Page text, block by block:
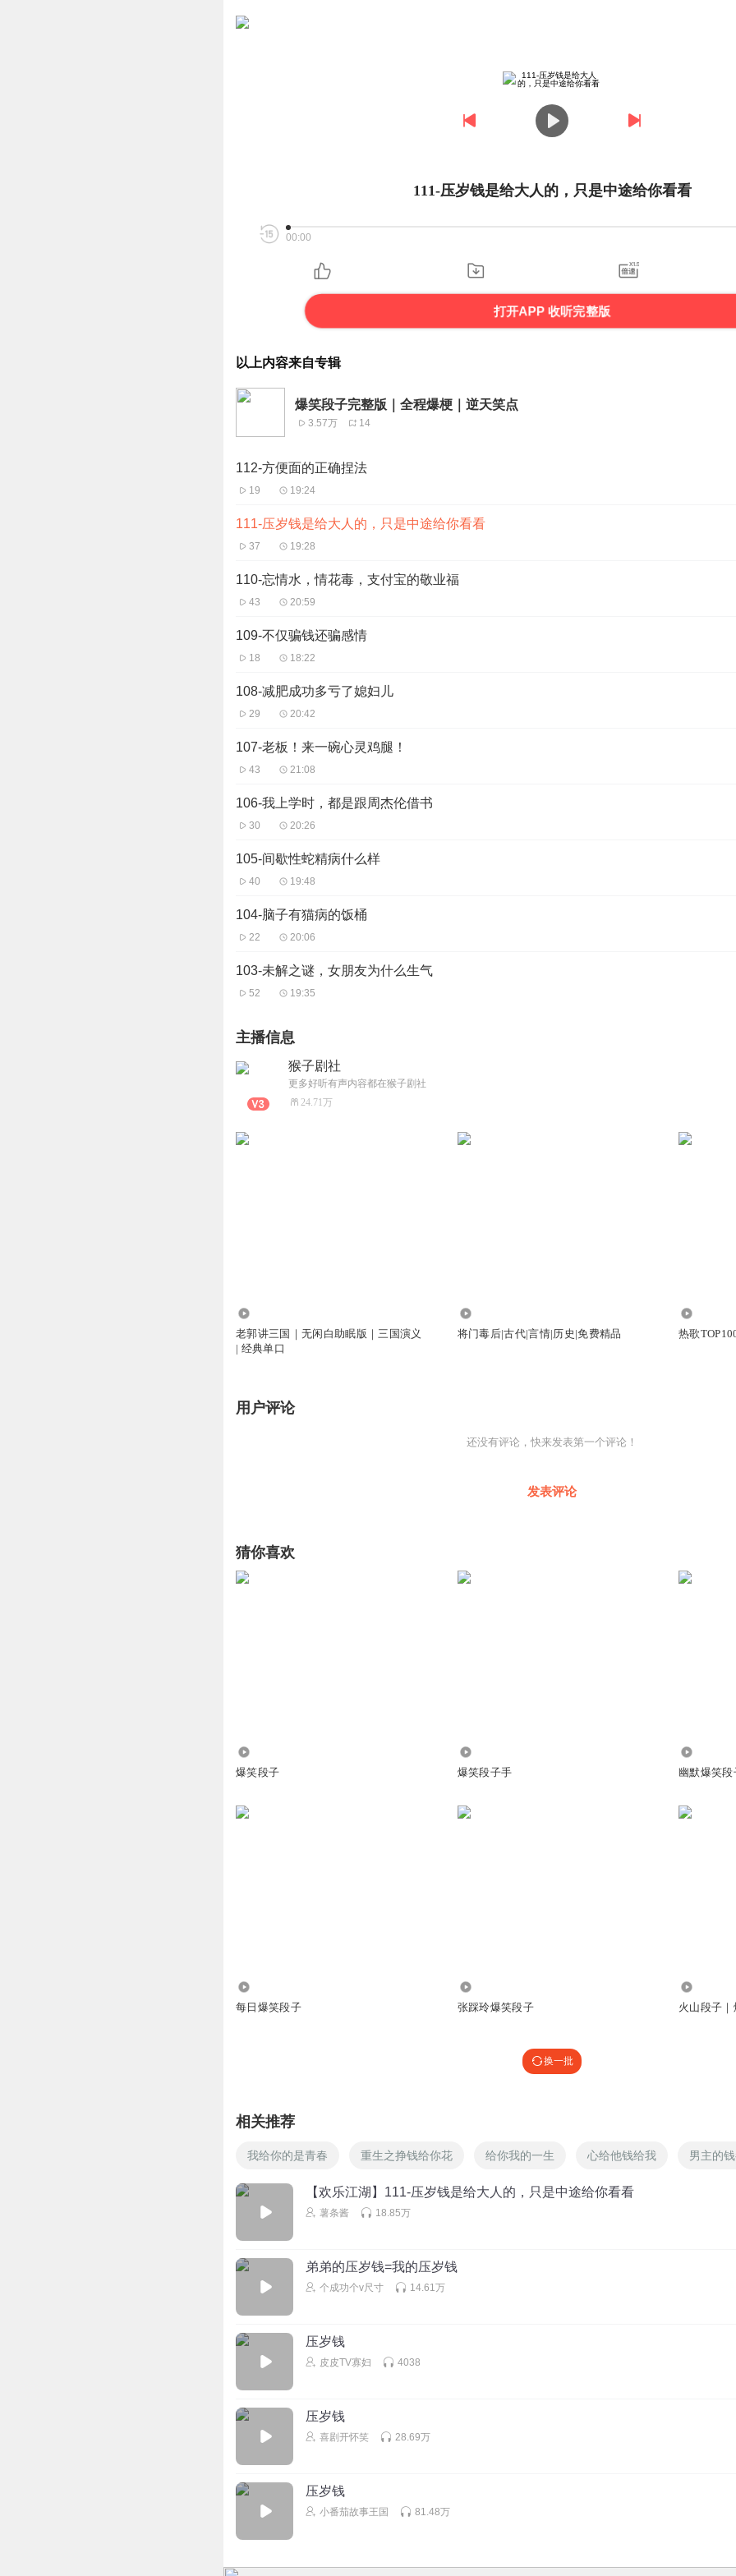
111-压岁钱是给大人的，只是中途给你看看
00:00
打开APP 收听完整版
以上内容来自专辑
爆笑段子完整版｜全程爆梗｜逆天笑点
3.57万 14
112-方便面的正确捏法
19 19:24
111-压岁钱是给大人的，只是中途给你看看
37 19:28
110-忘情水，情花毒，支付宝的敬业福
43 20:59
109-不仅骗钱还骗感情
18 18:22
108-减肥成功多亏了媳妇儿
29 20:42
107-老板！来一碗心灵鸡腿！
43 21:08
106-我上学时，都是跟周杰伦借书
30 20:26
105-间歇性蛇精病什么样
40 19:48
104-脑子有猫病的饭桶
22 20:06
103-未解之谜，女朋友为什么生气
52 19:35
主播信息
猴子剧社
更多好听有声内容都在猴子剧社
24.71万
老郭讲三国｜无闲白助眠版｜三国演义
| 经典单口
将门毒后|古代|言情|历史|免费精品 热歌
用户评论
还没有评论，快来发表第一个评论！
发表评论
猜你喜欢
爆笑段子 爆笑段子手 幽默爆笑段
每日爆笑段子 张踩玲爆笑段子 火山段子
换一批
相关推荐
我给你的是青春 重生之挣钱给你花 给你我的一生 心给他钱给我 男主的
【欢乐江湖】111-压岁钱是给大人的，只是中途给你看看
薯条酱 18.85万
弟弟的压岁钱=我的压岁钱
个成功个v尺寸 14.61万
压岁钱
皮皮TV寡妇 4038
压岁钱
喜剧开怀笑 28.69万
压岁钱
小番茄故事王国 81.48万